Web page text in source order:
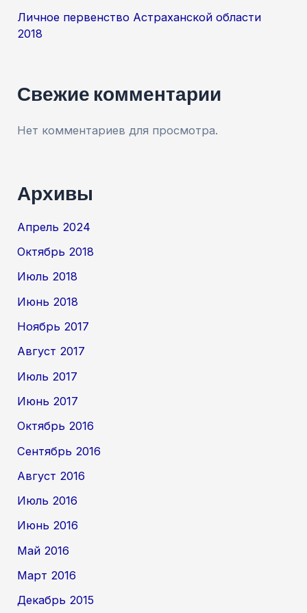
Личное первенство Астраханской области
2018
Свежие комментарии
Нет комментариев для просмотра.
Архивы
Апрель 2024
Октябрь 2018
Июль 2018
Июнь 2018
Ноябрь 2017
Август 2017
Июль 2017
Июнь 2017
Октябрь 2016
Сентябрь 2016
Август 2016
Июль 2016
Июнь 2016
Май 2016
Март 2016
Декабрь 2015